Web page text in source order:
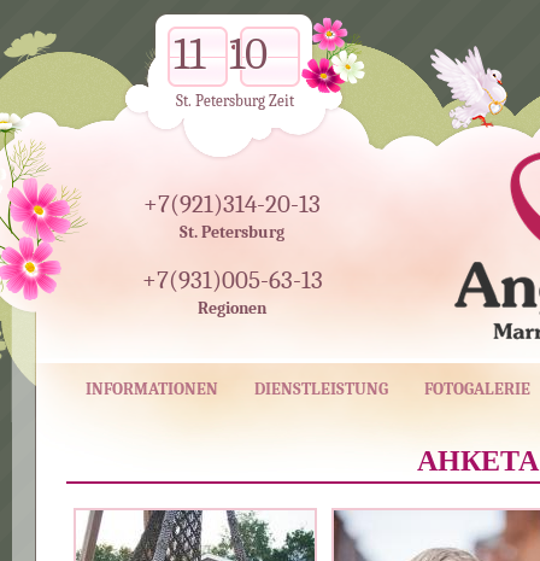
+7(921)314-20-13
St. Petersburg
+7(931)005-63-13
Regionen
11 10
St. Petersburg Zeit
INFORMATIONEN DIENSTLEISTUNG FOTOGALERIE
АНКЕТА